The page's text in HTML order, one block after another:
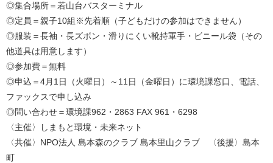
◎集合場所＝若山台バスターミナル
◎定員＝親子10組※先着順（子どもだけの参加はできません）
◎服装＝長袖・長ズボン・滑りにくい靴持軍手・ビニール袋（その
他道具は用意します）
◎参加費＝無料
◎申込＝4月1日（火曜日）～11日（金曜日）に環境課窓口、電話、
ファックスで申し込み
◎問い合わせ＝環境課962・2863 FAX 961・6298
〈主催〉しまもと環境・未来ネット
〈共催〉NPO法人 島本森のクラブ 島本里山クラブ 〈後援〉島本
町